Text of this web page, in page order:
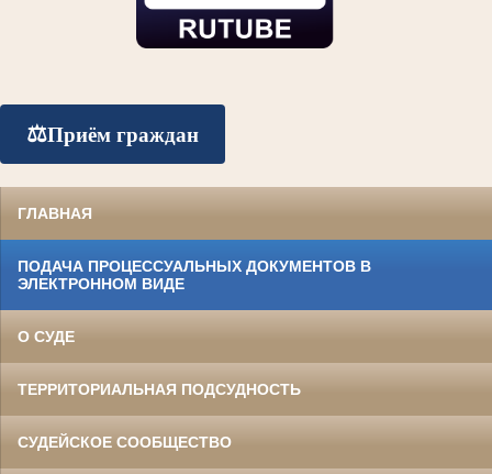
⚖️Приём граждан
ГЛАВНАЯ
ПОДАЧА ПРОЦЕССУАЛЬНЫХ ДОКУМЕНТОВ В
ЭЛЕКТРОННОМ ВИДЕ
О СУДЕ
ТЕРРИТОРИАЛЬНАЯ ПОДСУДНОСТЬ
СУДЕЙСКОЕ СООБЩЕСТВО